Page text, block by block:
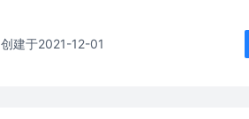
创建于2021-12-01